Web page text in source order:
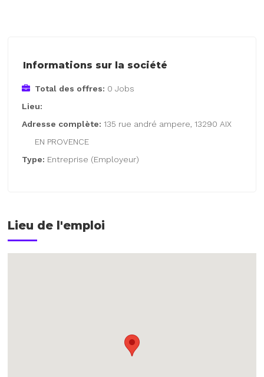
Informations sur la société
Total des offres: 0 Jobs
Lieu:
Adresse complète: 135 rue andré ampere, 13290 AIX
EN PROVENCE
Type: Entreprise (Employeur)
Lieu de l'emploi